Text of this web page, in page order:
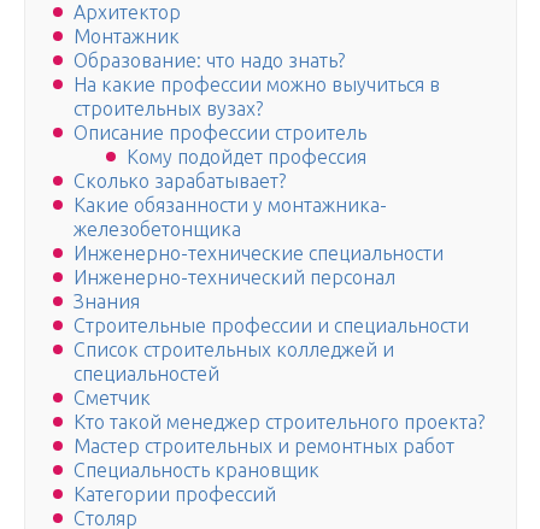
Архитектор
Монтажник
Образование: что надо знать?
На какие профессии можно выучиться в
строительных вузах?
Описание профессии строитель
Кому подойдет профессия
Сколько зарабатывает?
Какие обязанности у монтажника-
железобетонщика
Инженерно-технические специальности
Инженерно-технический персонал
Знания
Строительные профессии и специальности
Список строительных колледжей и
специальностей
Сметчик
Кто такой менеджер строительного проекта?
Мастер строительных и ремонтных работ
Специальность крановщик
Категории профессий
Столяр